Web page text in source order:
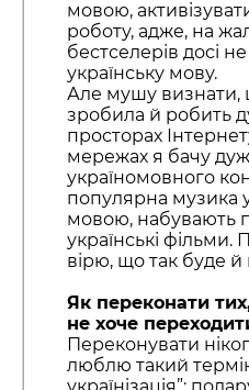
мовою,
роботу, адже, на
бестселерів досі
українську мову.
Але мушу
зробила й робить
просторах
мережах я бачу
україномовного
популярна музика
мовою, набувають
українські
вірю, що так буде й
Як переконати
не хоче
Переконувати
люблю такий